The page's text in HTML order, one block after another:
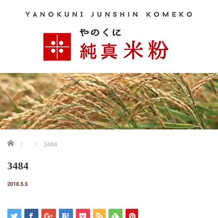
ホーム 3484
3484
2018.5.5